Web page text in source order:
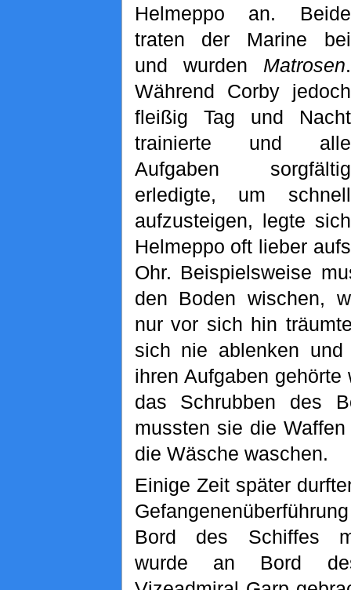
Helmeppo an. Beide
traten der Marine bei
und wurden Matrosen.
Während Corby jedoch
fleißig Tag und Nacht
trainierte und alle
Aufgaben sorgfältig
erledigte, um schnell
aufzusteigen, legte sich
Helmeppo oft lieber aufs
Ohr. Beispielsweise
den Boden wischen,
nur vor sich hin
sich nie ablenken
ihren Aufgaben
das Schrubben des
mussten sie die
die Wäsche waschen.
Einige Zeit später
Bord des Schiffes
wurde an Bord